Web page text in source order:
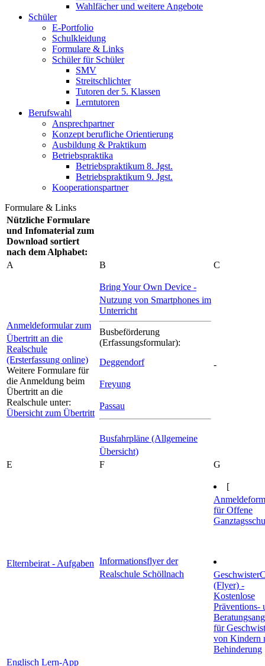
Wahlfächer und weitere Angebote
Schüler
E-Portfolio
Schulkleidung
Formulare & Links
Schüler für Schüler
SMV
Streitschlichter
Tutoren der 5. Klassen
Lerntutoren
Berufswahl
Ansprechpartner
Konzept berufliche Orientierung
Ausbildung & Praktikum
Betriebspraktika
Betriebspraktikum 8. Jgst.
Betriebspraktikum 9. Jgst.
Kooperationspartner
Formulare & Links
Nützliche Formulare
und Infomaterial zum
Download sortiert
nach dem Alphabet:
A
B C
Anmeldeformular zum
Übertritt an die
Realschule
(Ersterfassung online)
Weitere Formulare für
die Anmeldung beim
Übertritt an die
Realschule unter:
Übersicht zum Übertritt
Bring Your Own Device -
Nutzung von Smartphones im
Unterricht
Busbeförderung
(Erfassungsformular):
Deggendorf
Freyung
Passau
Busfahrpläne (Allgemeine
Übersicht)
-
E F G
Elternbeirat - Aufgaben Informationsflyer der
Realschule Schöllnach
[
für Offene
(Flyer) -
Kostenlose
Präventions-
für
von Kindern
Behinderung
Englisch Lern-App